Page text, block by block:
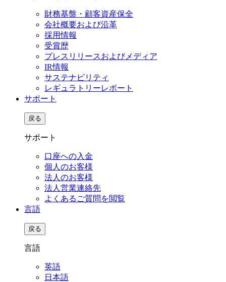
財務基盤・顧客資産保全
会社概要および沿革
採用情報
受賞歴
プレスリリースおよびメディア
IR情報
サステナビリティ
レギュラトリーレポート
サポート
戻る
サポート
口座への入金
個人のお客様
法人のお客様
法人営業連絡先
よくあるご質問を閲覧
言語
戻る
言語
英語
日本語